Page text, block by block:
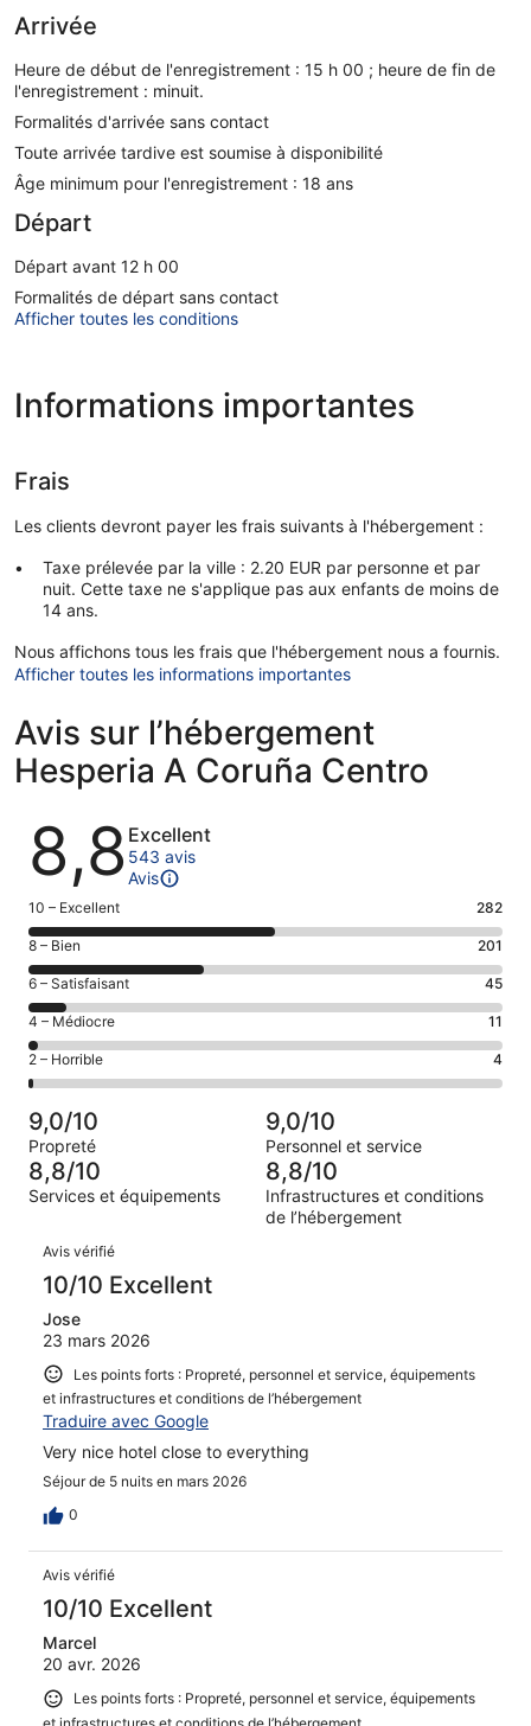
Arrivée
Heure de début de l'enregistrement : 15 h 00 ; heure de fin de
l'enregistrement : minuit.
Formalités d'arrivée sans contact
Toute arrivée tardive est soumise à disponibilité
Âge minimum pour l'enregistrement : 18 ans
Départ
Départ avant 12 h 00
Formalités de départ sans contact
Afficher toutes les conditions
Informations importantes
Frais
Les clients devront payer les frais suivants à l'hébergement :
Taxe prélevée par la ville : 2.20 EUR par personne et par
nuit. Cette taxe ne s'applique pas aux enfants de moins de
14 ans.
Nous affichons tous les frais que l'hébergement nous a fournis.
Afficher toutes les informations importantes
Avis sur l’hébergement
Hesperia A Coruña Centro
Avis
8,8 Excellent
543 avis
Avis
Note
des
voyageurs
de 10
(Excellent),
d’après 282 avis
sur 543.
10 – Excellent 282
Note
des
voyageurs
de 8
(Bien),
d’après 201 avis
sur 543.
8 – Bien 201
Note
des
voyageurs
de 6
(Satisfaisant),
sur 543.
6 – Satisfaisant 45
Note
des
voyageurs
de 4
(Médiocre),
d’après 11 avis
sur 543.
4 – Médiocre 11
Note
des
voyageurs
de 2
(Horrible),
d’après 4 avis
sur 543.
2 – Horrible 4
9,0/10
Propreté
9,0/10
Personnel et service
8,8/10
Services et équipements
8,8/10
Infrastructures et conditions
de l’hébergement
Avis
Avis vérifié
10/10 Excellent
Jose
23 mars 2026
Les points forts : Propreté, personnel et service, équipements
et infrastructures et conditions de l’hébergement
Traduire avec Google
Very nice hotel close to everything
Séjour de 5 nuits en mars 2026
0
Avis vérifié
10/10 Excellent
Marcel
20 avr. 2026
Les points forts : Propreté, personnel et service, équipements